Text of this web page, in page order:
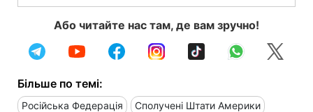
Або читайте нас там, де вам зручно!
Більше по темі:
Російська Федерація Сполучені Штати Америки